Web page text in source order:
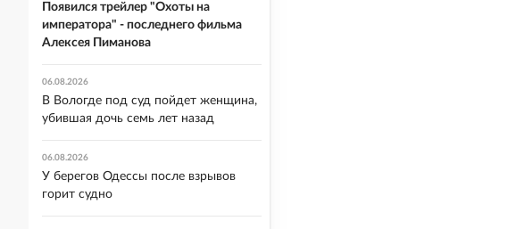
Появился трейлер "Охоты на
императора" - последнего фильма
Алексея Пиманова
06.08.2026
В Вологде под суд пойдет женщина,
убившая дочь семь лет назад
06.08.2026
У берегов Одессы после взрывов
горит судно